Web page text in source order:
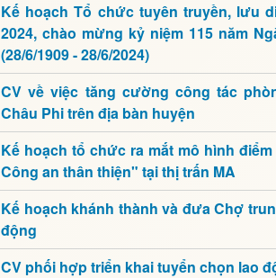
Kế hoạch Tổ chức tuyên truyền, lưu
2024, chào mừng kỷ niệm 115 năm
(28/6/1909 - 28/6/2024)
CV về việc tăng cường công tác
Châu Phi trên địa bàn huyện
Kế hoạch tổ chức ra mắt mô hình
Công an thân thiện" tại thị trấn MA
Kế hoạch khánh thành và đưa Chợ
động
CV phối hợp triển khai tuyển chọn lao